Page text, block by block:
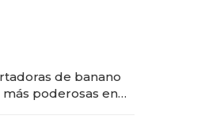
de banano
poderosas en